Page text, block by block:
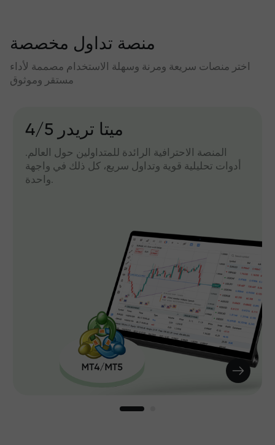
منصة تداول مخصصة
اختر منصات سريعة ومرنة وسهلة الاستخدام مصممة لأداء
مستقر وموثوق
میتا تریدر 4/5
المنصة الاحترافية الرائدة للمتداولين حول العالم.
أدوات تحليلية قوية وتداول سريع، كل ذلك في واجهة
واحدة.